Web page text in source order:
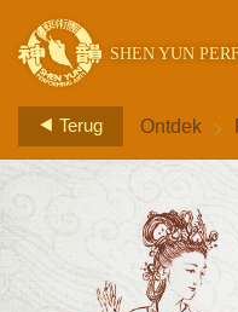
SHEN YUN
Terug Ontdek >